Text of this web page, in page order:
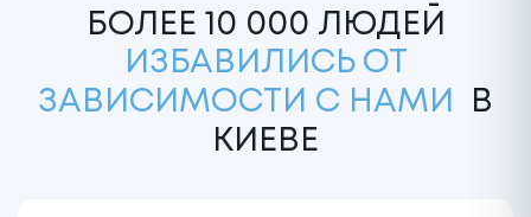
БОЛЕЕ 10 000 ЛЮДЕЙ
ИЗБАВИЛИСЬ ОТ
ЗАВИСИМОСТИ С НАМИ
В
КИЕВЕ